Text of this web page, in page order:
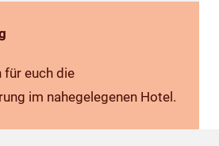
für euch die
im nahegelegenen Hotel.